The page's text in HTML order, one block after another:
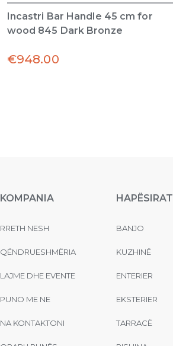
Incastri Bar Handle 45 cm for
wood 845 Dark Bronze
€948.00
KOMPANIA
RRETH NESH
QËNDRUESHMËRIA
LAJME DHE EVENTE
PUNO ME NE
NA KONTAKTONI
HAPËSIRAT
BANJO
KUZHINË
ENTERIER
EKSTERIER
TARRACË